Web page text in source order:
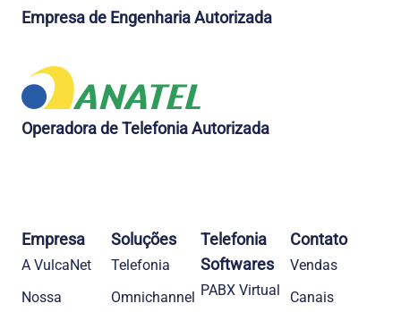
Empresa de Engenharia Autorizada
Operadora de Telefonia Autorizada
Empresa
A VulcaNet
Nossa
Soluções
Telefonia​
Omnichannel
Telefonia
Softwares
PABX Virtual
Contato
Vendas
Canais